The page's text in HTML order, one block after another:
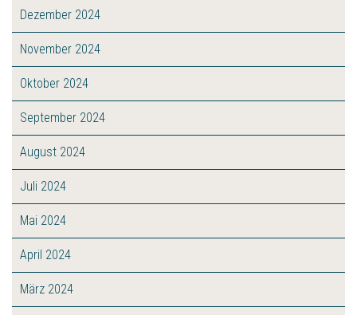
Dezember 2024
November 2024
Oktober 2024
September 2024
August 2024
Juli 2024
Mai 2024
April 2024
März 2024